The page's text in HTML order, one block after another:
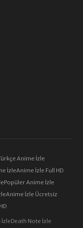
Anime İzle
İzleAnime İzle Full HD
Popüler Anime İzle
Anime İzle Ücretsiz
İzleDeath Note İzle